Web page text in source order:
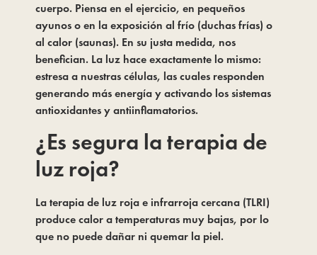
cuerpo. Piensa en el ejercicio, en pequeños
ayunos o en la exposición al frío (duchas frías) o
al calor (saunas). En su justa medida, nos
benefician. La luz hace exactamente lo mismo:
estresa a nuestras células, las cuales responden
generando más energía y activando los sistemas
antioxidantes y antiinflamatorios.
¿Es segura la terapia de
luz roja?
La terapia de luz roja e infrarroja cercana (TLRI)
produce calor a temperaturas muy bajas, por lo
que no puede dañar ni quemar la piel.